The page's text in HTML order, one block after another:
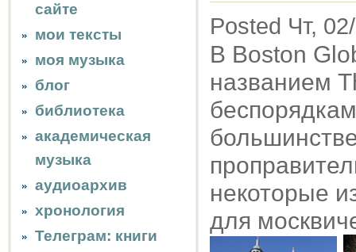
сайте
мои тексты
моя музыка
блог
библиотека
академическая
музыка
аудиоархив
хронология
Телеграм: книги
Posted Чт,
В Boston
названием
некоторые
для